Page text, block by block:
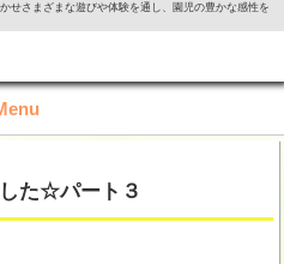
せさまざまな遊びや体験を通し、園児の豊かな感性を
た☆パート３